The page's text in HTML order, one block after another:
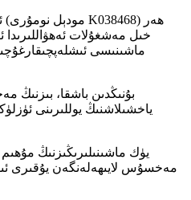
خىل مەشغۇلات ئەھۋاللىرىدا
ماشىنىسى
بۇنىڭدىن باشقا، بىزنىڭ
ياخشىلاشنىڭ يوللىرىنى
مەخسۇس لايىھەلەنگەن يۇقىرى